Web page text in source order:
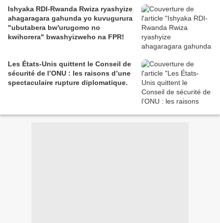
Ishyaka RDI-Rwanda Rwiza ryashyize
ahagaragara gahunda yo kuvugurura
"ubutabera bw'urugomo no
kwihorera" bwashyizweho na FPR!
Les États-Unis quittent le Conseil de
sécurité de l’ONU : les raisons d’une
spectaculaire rupture diplomatique.